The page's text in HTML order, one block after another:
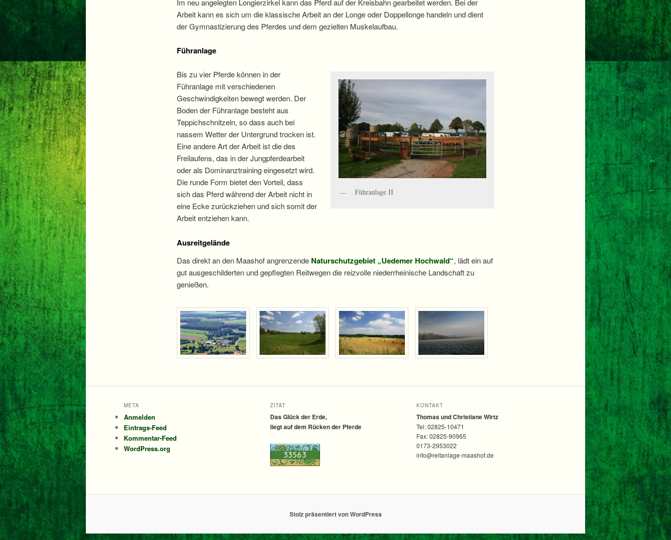
Arbeit kann es sich um die klassische Arbeit an der Longe oder Doppellonge handeln und dient
der Gymnastizierung des Pferdes und dem gezielten Muskelaufbau.
Führanlage
Führanlage II
Bis zu vier Pferde können in der
Führanlage mit verschiedenen
Geschwindigkeiten bewegt werden. Der
Boden der Führanlage besteht aus
Teppichschnitzeln, so dass auch bei
nassem Wetter der Untergrund trocken ist.
Eine andere Art der Arbeit ist die des
Freilaufens, das in der Jungpferdearbeit
oder als Dominanztraining eingesetzt wird.
Die runde Form bietet den Vorteil, dass
sich das Pferd während der Arbeit nicht in
eine Ecke zurückziehen und sich somit der
Arbeit entziehen kann.
Ausreitgelände
Das direkt an den Maashof angrenzende Naturschutzgebiet „Uedemer Hochwald“, lädt ein auf
gut ausgeschilderten und gepflegten Reitwegen die reizvolle niederrheinische Landschaft zu
genießen.
META
Anmelden
Eintrags-Feed
Kommentar-Feed
WordPress.org
ZITAT
Das Glück der Erde,
liegt auf dem Rücken der Pferde
KONTAKT
Thomas und Christiane Wirtz
Tel: 02825-10471
Fax: 02825-90965
0173-2953022
info@reitanlage-maashof.de
Stolz präsentiert von WordPress